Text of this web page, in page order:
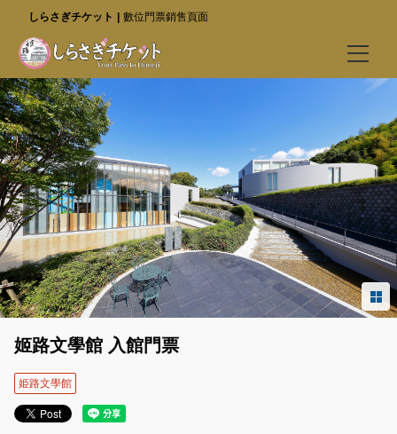
しらさぎチケット 數位門票銷售頁面
購票
最優惠票券（前往特設網站）
姬路城
好古園
姬路文學館
使用指南
常見問題
使用者指南
姬路文學館 入館門票
姫路文學館